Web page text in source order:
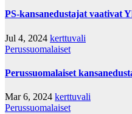
PS-kansanedustajat vaativat
Jul 4, 2024 kerttuvali
Perussuomalaiset
Perussuomalaiset
Mar 6, 2024 kerttuvali
Perussuomalaiset